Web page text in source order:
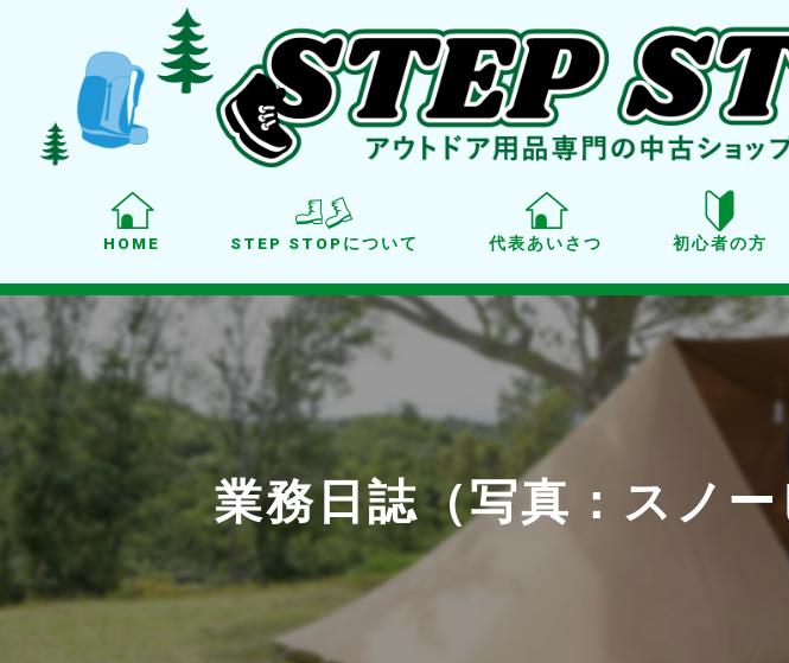
HOME STEP STOPについて 代表あいさつ 初心者の方
業務日誌（写真：スノ